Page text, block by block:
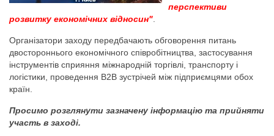
перспективи
розвитку економічних відносин"
Організатори заходу передбачають обговорення питань
двостороннього економічного співробітництва, застосування
інструментів сприяння міжнародній торгівлі, транспорту і
логістики, проведення В2В зустрічей між підприємцями обох
країн.
Просимо розглянути зазначену інформацію та прийняти
участь в заході.